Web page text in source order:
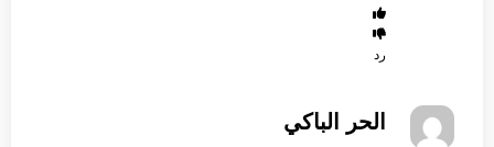
رد
الحر الباكي